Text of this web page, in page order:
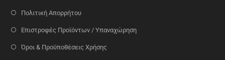
Πολιτική Απορρήτου
Επιστροφές Προϊόντων / Υπαναχώρηση
Όροι & Προϋποθέσεις Χρήσης